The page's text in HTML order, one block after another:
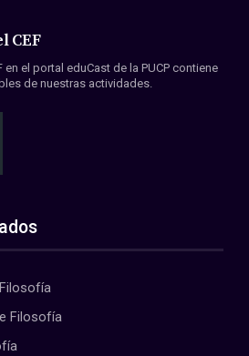
CEF
en el portal eduCast de la PUCP contiene
de nuestras actividades.
Filosofía